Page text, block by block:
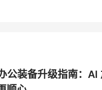
投资建议。
公装备升级指南：